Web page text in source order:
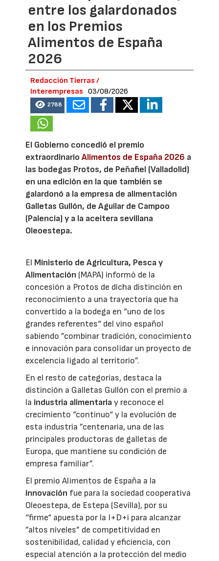
entre los galardonados
en los Premios
Alimentos de España
2026
Redacción Tierras /
Interempresas
03/08/2026
2788
El Gobierno concedió el premio
extraordinarioAlimentos de España 2026 a
las bodegas Protos, de Peñafiel (Valladolid)
en una edición en la que también se
galardonó a la empresa de alimentación
Galletas Gullón, de Aguilar de Campoo
(Palencia) y a la aceitera sevillana
Oleoestepa.
El Ministerio de Agricultura, Pesca y
Alimentación (MAPA) informó de la
concesión a Protos de dicha distinción en
reconocimiento a una trayectoria que ha
convertido a la bodega en “uno de los
grandes referentes“ del vino español
sabiendo ”combinar tradición, conocimiento
e innovación para consolidar un proyecto de
excelencia ligado al territorio”.
En el resto de categorías, destaca la
distinción a Galletas Gullón con el premio a
la industria alimentariay reconoce el
crecimiento “continuo“ y la evolución de
esta industria ”centenaria, una de las
principales productoras de galletas de
Europa, que mantiene su condición de
empresa familiar”.
El premio Alimentos de España a la
innovación fue para la sociedad cooperativa
Oleoestepa, de Estepa (Sevilla), por su
“firme“ apuesta por la I+D+i para alcanzar
”altos niveles” de competitividad en
sostenibilidad, calidad y eficiencia, con
especial atención a la protección del medio